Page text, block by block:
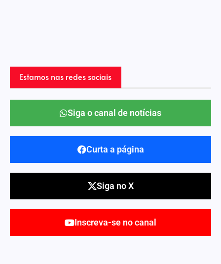
Estamos nas redes sociais
Siga o canal de notícias
Curta a página
Siga no X
Inscreva-se no canal